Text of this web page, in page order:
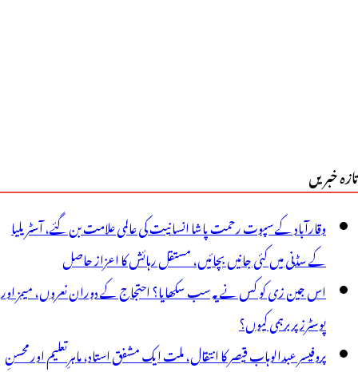
درمیان
پتھراؤ
تازہ خبریں
وقارآباد کے سپوت رحمت پاشا انسانیت کی عالمی علامت بن گئے، آسٹریلیا
کے سڈنی میں کئی جانیں بچائیں، مستقل رہائش کا اعزاز حاصل
اس جین زی کو کس نے یہ سب سکھایا؟ احتجاج کے دوران نعروں، میمز اور
پوسٹرز پر برہمی کیوں؟
پروفیسر عبدالوہاب قیصر کا انتقال، ملت ایک مشفق استاد، ماہرِتعلیم اور محسنِ